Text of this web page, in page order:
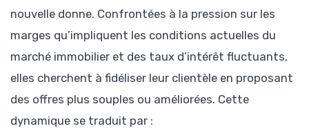
nouvelle donne. Confrontées à la pression sur les
marges qu’impliquent les conditions actuelles du
marché immobilier et des taux d’intérêt fluctuants,
elles cherchent à fidéliser leur clientèle en proposant
des offres plus souples ou améliorées. Cette
dynamique se traduit par :